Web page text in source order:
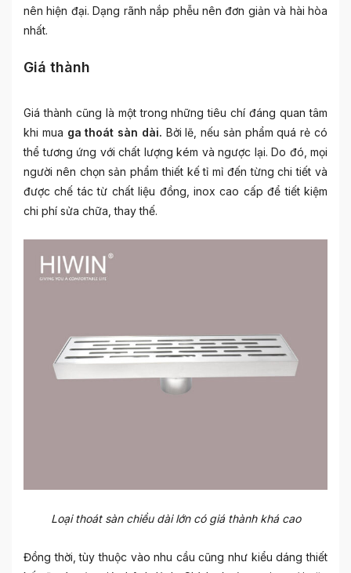
nên hiện đại. Dạng rãnh nắp phễu nên đơn giản và hài hòa
nhất.
Giá thành
Giá thành cũng là một trong những tiêu chí đáng quan tâm
khi mua gathoát sàn dài. Bởi lẽ, nếu sản phẩm quá rẻ có
thể tương ứng với chất lượng kém và ngược lại. Do đó, mọi
người nên chọn sản phẩm thiết kế tỉ mỉ đến từng chi tiết và
được chế tác từ chất liệu đồng, inox cao cấp để tiết kiệm
chi phí sửa chữa, thay thế.
Loại thoát sàn chiều dài lớn có giá thành khá cao
Đồng thời, tùy thuộc vào nhu cầu cũng như kiểu dáng thiết